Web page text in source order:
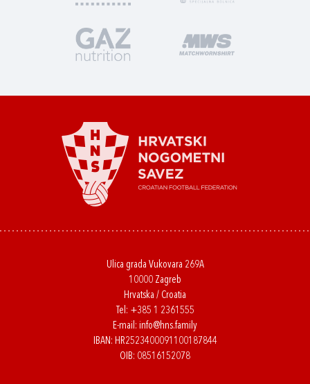
Ulica grada Vukovara 269A
10000 Zagreb
Hrvatska / Croatia
Tel: +385 1 2361555
E-mail: info@hns.family
IBAN: HR2523400091100187844
OIB: 08516152078